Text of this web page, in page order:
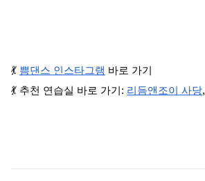
💃 쁨댄스 인스타그램 바로 가기
💃 추천 연습실 바로 가기: 리듬앤조이 사당,